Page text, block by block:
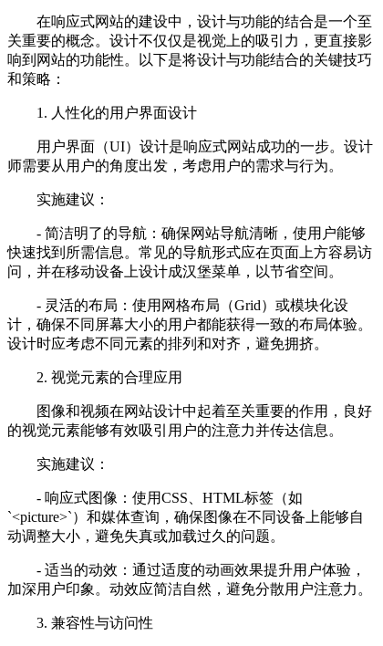
在响应式网站的建设中，设计与功能的结合是一个至
关重要的概念。设计不仅仅是视觉上的吸引力，更直接影
响到网站的功能性。以下是将设计与功能结合的关键技巧
和策略：
1. 人性化的用户界面设计
用户界面（UI）设计是响应式网站成功的一步。设计
师需要从用户的角度出发，考虑用户的需求与行为。
实施建议：
- 简洁明了的导航：确保网站导航清晰，使用户能够
快速找到所需信息。常见的导航形式应在页面上方容易访
问，并在移动设备上设计成汉堡菜单，以节省空间。
- 灵活的布局：使用网格布局（Grid）或模块化设
计，确保不同屏幕大小的用户都能获得一致的布局体验。
设计时应考虑不同元素的排列和对齐，避免拥挤。
2. 视觉元素的合理应用
图像和视频在网站设计中起着至关重要的作用，良好
的视觉元素能够有效吸引用户的注意力并传达信息。
实施建议：
- 响应式图像：使用CSS、HTML标签（如
`<picture>`）和媒体查询，确保图像在不同设备上能够自
动调整大小，避免失真或加载过久的问题。
- 适当的动效：通过适度的动画效果提升用户体验，
加深用户印象。动效应简洁自然，避免分散用户注意力。
3. 兼容性与访问性